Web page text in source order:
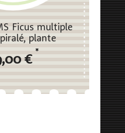
Ficus multiple
plante
vert, 130cm
€
*